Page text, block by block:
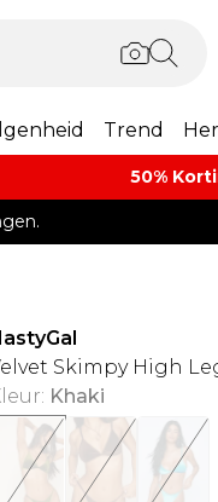
Trend
50%
Skimpy High
: Khaki